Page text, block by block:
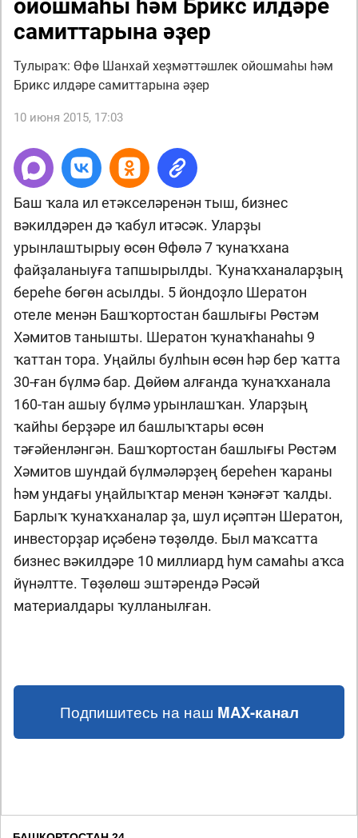
ойошмаһы һәм Брикс илдәре
самиттарына әҙер
Тулыраҡ: Өфө Шанхай хеҙмәттәшлек ойошмаһы һәм
Брикс илдәре самиттарына әҙер
10 июня 2015, 17:03
Баш ҡала ил етәкселәренән тыш, бизнес
вәкилдәрен дә ҡабул итәсәк. Уларҙы
урынлаштырыу өсөн Өфөлә 7 ҡунаҡхана
файҙаланыуға тапшырылды. Ҡунаҡханаларҙың
береһе бөгөн асылды. 5 йондоҙло Шератон
отеле менән Башҡортостан башлығы Рөстәм
Хәмитов танышты. Шератон ҡунаҡһанаһы 9
ҡаттан тора. Уңайлы булһын өсөн һәр бер ҡатта
30-ған бүлмә бар. Дөйөм алғанда ҡунаҡханала
160-тан ашыу бүлмә урынлашҡан. Уларҙың
ҡайһы берҙәре ил башлыҡтары өсөн
тәғәйенләнгән. Башҡортостан башлығы Рөстәм
Хәмитов шундай бүлмәләрҙең береһен ҡараны
һәм ундағы уңайлыҡтар менән ҡәнәғәт ҡалды.
Барлыҡ ҡунаҡханалар ҙа, шул иҫәптән Шератон,
инвесторҙар иҫәбенә төҙөлдө. Был маҡсатта
бизнес вәкилдәре 10 миллиард һум самаһы аҡса
йүнәлтте. Төҙөлөш эштәрендә Рәсәй
материалдары ҡулланылған.
Подпишитесь на наш MAX-канал